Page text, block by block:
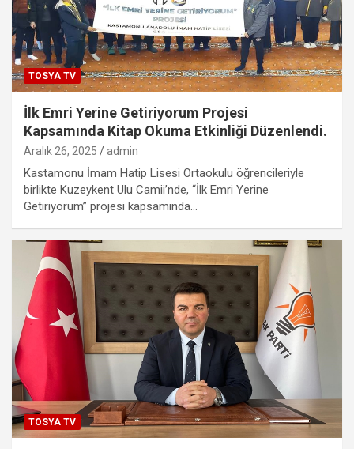
TOSYA TV
İlk Emri Yerine Getiriyorum Projesi
Kapsamında Kitap Okuma Etkinliği Düzenlendi.
Aralık 26, 2025 admin
Kastamonu İmam Hatip Lisesi Ortaokulu öğrencileriyle
birlikte Kuzeykent Ulu Camii’nde, “İlk Emri Yerine
Getiriyorum” projesi kapsamında…
TOSYA TV